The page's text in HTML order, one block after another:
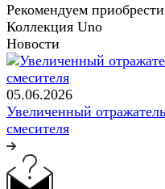
Рекомендуем приобрести
Коллекция Uno
Новости
05.06.2026
Увеличенный
смесителя